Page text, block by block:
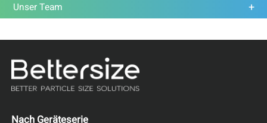
Unser Team
Nach Geräteserie